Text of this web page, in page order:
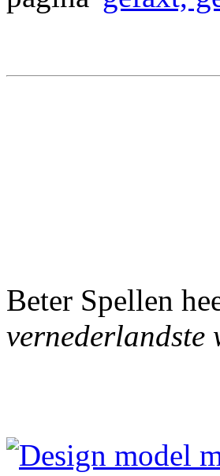
Beter Spellen
vernederlandste